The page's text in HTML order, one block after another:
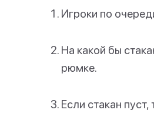
Игроки по
На какой бы
рюмке.
Если стакан